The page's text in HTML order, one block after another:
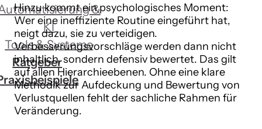
&
KI
Tools & Systeme
Ratgeber
Hinzu kommt ein psychologisches Moment:
Wer eine ineffiziente Routine eingeführt hat,
neigt dazu, sie zu verteidigen.
Verbesserungsvorschläge werden dann nicht
inhaltlich, sondern defensiv bewertet. Das gilt
auf allen Hierarchieebenen. Ohne eine klare
Methodik zur Aufdeckung und Bewertung von
Verlustquellen fehlt der sachliche Rahmen für
Veränderung.